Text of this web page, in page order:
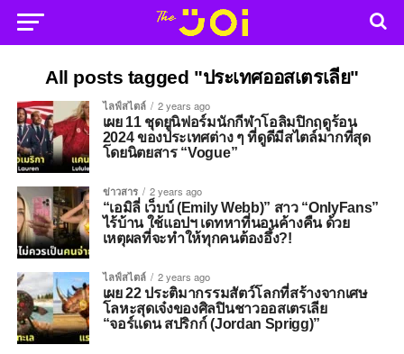
All posts tagged "ประเทศออสเตรเลีย"
ไลฟ์สไตล์ 2 years ago
เผย 11 ชุดยูนิฟอร์มนักกีฬาโอลิมปิกฤดูร้อน
2024 ของประเทศต่าง ๆ ที่ดูดีมีสไตล์มากที่สุด
โดยนิตยสาร “Vogue”
ข่าวสาร 2 years ago
“เอมิลี่ เว็บบ์ (Emily Webb)” สาว “OnlyFans”
ไร้บ้าน ใช้แอปฯ เดทหาที่นอนค้างคืน ด้วย
เหตุผลที่จะทำให้ทุกคนต้องอึ้ง?!
ไลฟ์สไตล์ 2 years ago
เผย 22 ประติมากรรมสัตว์โลกที่สร้างจากเศษ
โลหะสุดเจ๋งของศิลปินชาวออสเตรเลีย
“จอร์แดน สปริกก์ (Jordan Sprigg)”